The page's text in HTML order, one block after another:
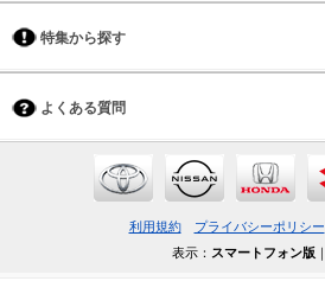
特集から探す
よくある質問
利用規約 プライバシーポリシー
表示： スマートフォン版